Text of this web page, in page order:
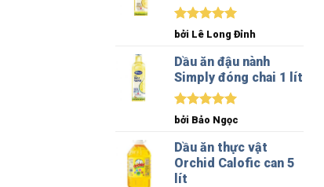
Được xếp
sao
bởi Lê Long Đỉnh
Dầu ăn đậu nành
Simply đóng chai 1 lít
Được xếp
5
sao
bởi Bảo Ngọc
Dầu ăn thực vật
Orchid Calofic can 5
lít